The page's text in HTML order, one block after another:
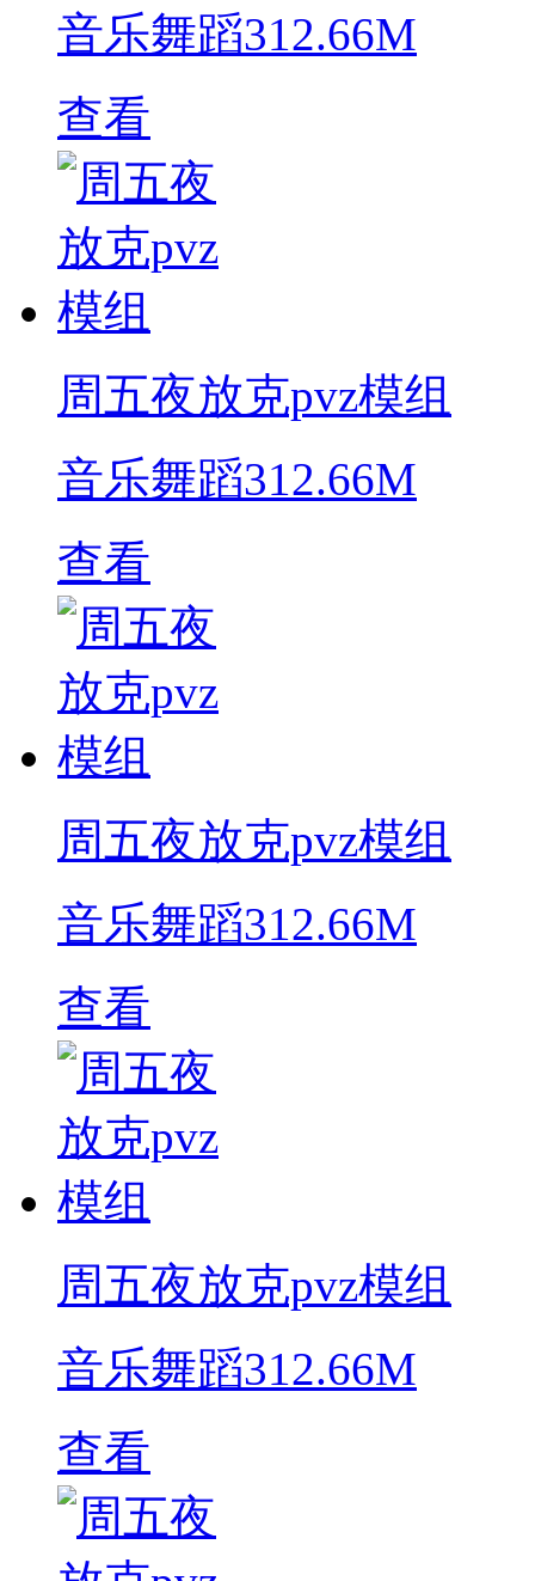
音乐舞蹈312.66M
查看
周五夜放克pvz模组
音乐舞蹈312.66M
查看
周五夜放克pvz模组
音乐舞蹈312.66M
查看
周五夜放克pvz模组
音乐舞蹈312.66M
查看